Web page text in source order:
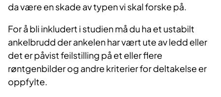
da være en skade av typen vi skal forske på.
For å bli inkludert i studien må du ha et ustabilt
ankelbrudd derankelen har vært ute av ledd eller
det er påvist feilstilling på et eller flere
røntgenbilder og andre kriterier for deltakelse er
oppfylte.